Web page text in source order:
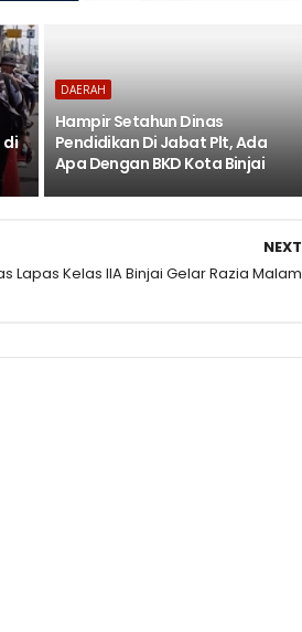
di
DAERAH
Hampir Setahun Dinas
Pendidikan Di Jabat Plt, Ada
Apa Dengan BKD Kota Binjai
NEXT
Lapas Kelas IIA Binjai Gelar Razia Malam